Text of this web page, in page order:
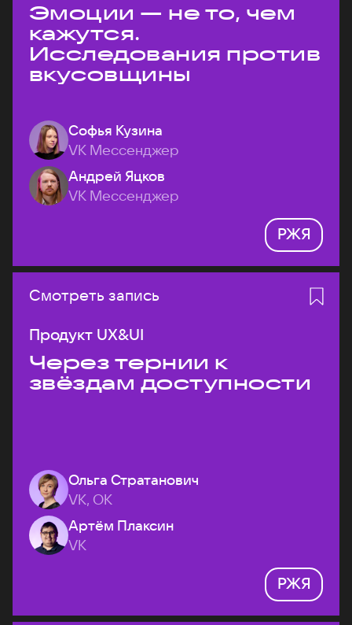
Эмоции — не то, чем
кажутся.
Исследования против
вкусовщины
Софья Кузина
VK Мессенджер
Андрей Яцков
VK Мессенджер
РЖЯ
Смотреть запись
Продукт UX&UI
Через тернии к
звёздам доступности
Ольга Стратанович
VK, ОК
Артём Плаксин
VK
РЖЯ